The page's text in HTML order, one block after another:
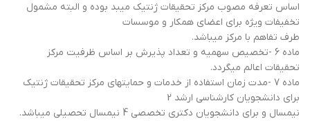
اساس تعرفه مصوب مرکز تحقیقات ژنتیک میبد بوده و البته مشمول
تخفیفات ویژه برای اعضای همکار و موسسات
طرف تفاهم با مرکز میباشد.
ماده 6 -تخصیص سهمیه و تعداد پذیرش بر اساس ظرفیت مرکز
تحقیقات اعالم میگردد.
ماده 7 -مدت زمان استفاده از خدمات و حمایتهای مرکز تحقیقات ژنتیک
برای دانشجویان کارشناسی ارشد 2
نیمسال و برای دانشجویان دکتری تخصصی 4 نیمسال تحصیلی میباشد.